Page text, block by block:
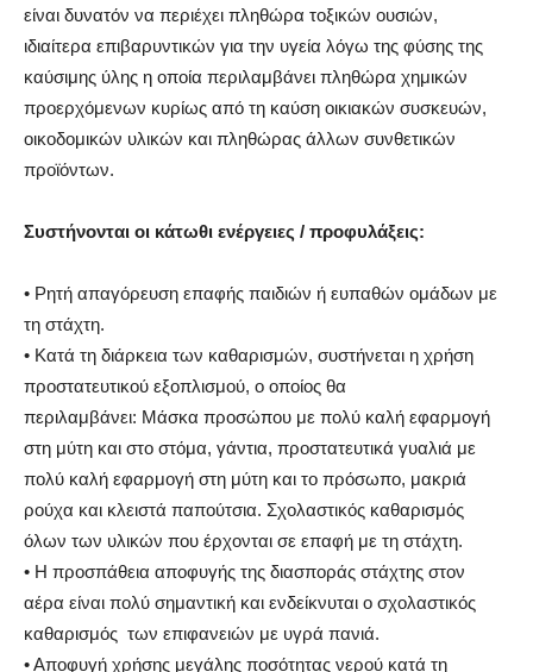
είναι δυνατόν να περιέχει πληθώρα τοξικών ουσιών,
ιδιαίτερα επιβαρυντικών για την υγεία λόγω της φύσης της
καύσιμης ύλης η οποία περιλαμβάνει πληθώρα χημικών
προερχόμενων κυρίως από τη καύση οικιακών συσκευών,
οικοδομικών υλικών και πληθώρας άλλων συνθετικών
προϊόντων.
Συστήνονται οι κάτωθι ενέργειες / προφυλάξεις:
• Ρητή απαγόρευση επαφής παιδιών ή ευπαθών ομάδων με
τη στάχτη.
• Κατά τη διάρκεια των καθαρισμών, συστήνεται η χρήση
προστατευτικού εξοπλισμού, ο οποίος θα
περιλαμβάνει: Μάσκα προσώπου με πολύ καλή εφαρμογή
στη μύτη και στο στόμα, γάντια, προστατευτικά γυαλιά με
πολύ καλή εφαρμογή στη μύτη και το πρόσωπο, μακριά
ρούχα και κλειστά παπούτσια. Σχολαστικός καθαρισμός
όλων των υλικών που έρχονται σε επαφή με τη στάχτη.
• Η προσπάθεια αποφυγής της διασποράς στάχτης στον
αέρα είναι πολύ σημαντική και ενδείκνυται ο σχολαστικός
καθαρισμός των επιφανειών με υγρά πανιά.
•Αποφυγή χρήσης μεγάλης ποσότητας νερού κατά τη